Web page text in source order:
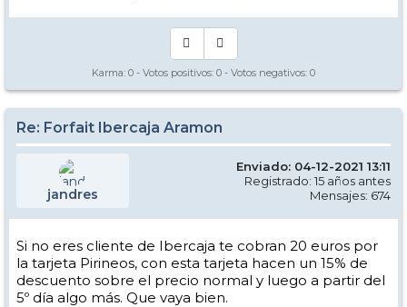
Karma: 0 - Votos positivos: 0 - Votos negativos: 0
Re: Forfait Ibercaja Aramon
jandres
Enviado: 04-12-2021 13:11
Registrado: 15 años antes
Mensajes: 674
Si no eres cliente de Ibercaja te cobran 20 euros por
la tarjeta Pirineos, con esta tarjeta hacen un 15% de
descuento sobre el precio normal y luego a partir del
5º día algo más. Que vaya bien.